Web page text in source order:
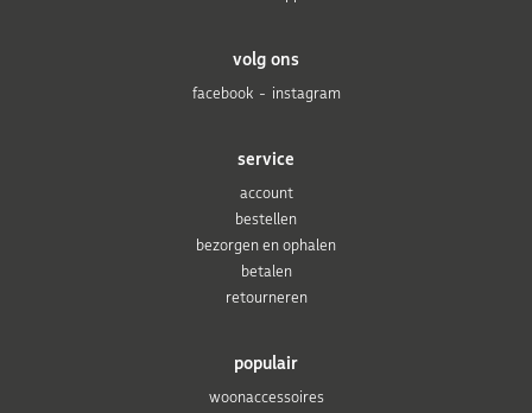
populair
woonaccessoires
service
account
bestellen
bezorgen en ophalen
betalen
retourneren
volg ons
facebook
instagram